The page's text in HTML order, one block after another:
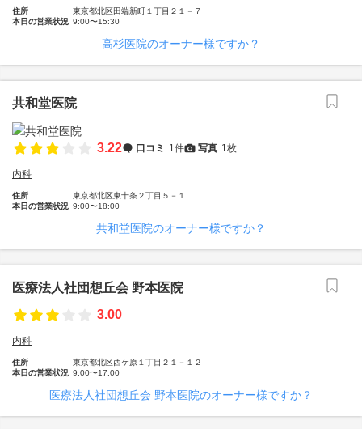
住所
東京都北区田端新町１丁目２１－７
本日の営業状況 9:00〜15:30
高杉医院のオーナー様ですか？
共和堂医院
3.22 口コミ 1件 写真 1枚
内科
住所
東京都北区東十条２丁目５－１
本日の営業状況 9:00〜18:00
共和堂医院のオーナー様ですか？
医療法人社団想丘会 野本医院
3.00
内科
住所
東京都北区西ケ原１丁目２１－１２
本日の営業状況 9:00〜17:00
医療法人社団想丘会 野本医院のオーナー様ですか？